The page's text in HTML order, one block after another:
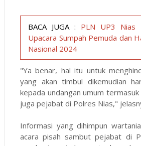
BACA JUGA : PLN UP3 Nias
Upacara Sumpah Pemuda dan
Nasional 2024
"Ya benar, hal itu untuk
yang akan timbul dikemudian
kepada undangan umum
juga pejabat di Polres Nias,"
Informasi yang dihimpun
acara pisah sambut pejabat di